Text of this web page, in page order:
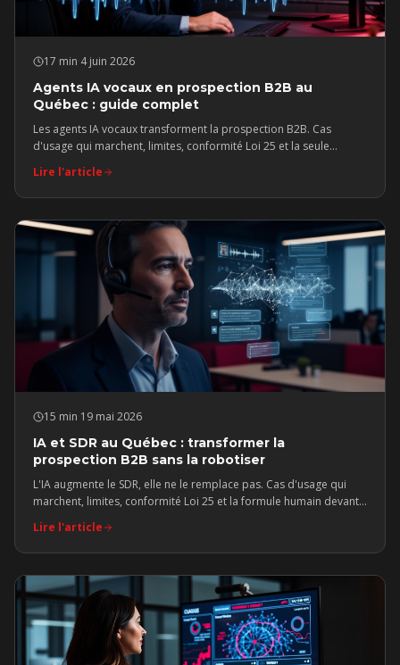
17 min 4 juin 2026
Agents IA vocaux en prospection B2B au
Québec : guide complet
Les agents IA vocaux transforment la prospection B2B. Cas
d'usage qui marchent, limites, conformité Loi 25 et la seule
Lire l'article
15 min 19 mai 2026
IA et SDR au Québec : transformer la
prospection B2B sans la robotiser
L'IA augmente le SDR, elle ne le remplace pas. Cas d'usage qui
marchent, limites, conformité Loi 25 et la formule humain devant,
Lire l'article